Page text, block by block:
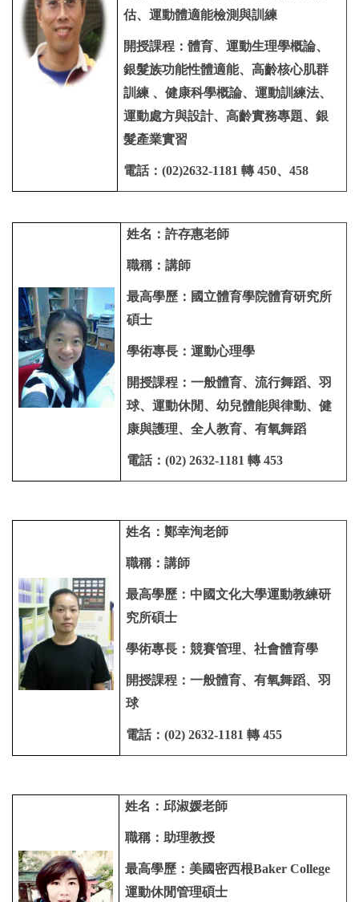
估、運動體適能檢測與訓練
開授課程：體育、運動生理學概論、
銀髮族功能性體適能、高齡核心肌群
訓練 、健康科學概論、運動訓練法、
運動處方與設計、高齡實務專題、銀
髮產業實習
電話：(02)2632-1181 轉450、458
姓名：許存惠老師
職稱：講師
最高學歷：國立體育學院體育研究所
碩士
學術專長：運動心理學
開授課程：一般體育、流行舞蹈、羽
球、運動休閒、幼兒體能與律動、健
康與護理、全人教育、有氧舞蹈
電話：(02) 2632-1181 轉 453
姓名：鄭幸洵老師
職稱：講師
最高學歷：中國文化大學運動教練研
究所碩士
學術專長：競賽管理、社會體育學
開授課程：一般體育、有氧舞蹈、羽
球
電話：(02) 2632-1181 轉455
姓名：邱淑媛老師
職稱：助理教授
最高學歷：美國密西根Baker College
運動休閒管理碩士